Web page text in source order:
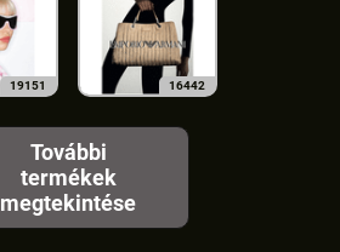
19151 16442
További
termékek
megtekintése